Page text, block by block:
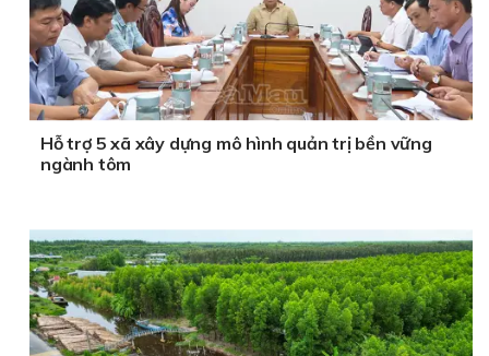
Hỗ trợ 5 xã xây dựng mô hình quản trị bền vững
ngành tôm